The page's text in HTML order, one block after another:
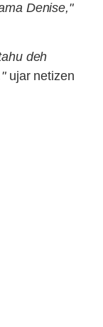
Denise,"
deh
ujar netizen